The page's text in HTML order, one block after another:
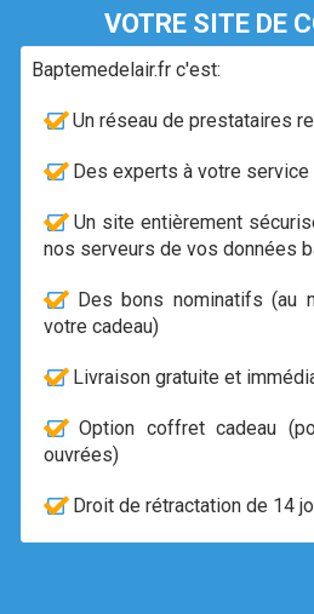
VOTRE SITE DE
Baptemedelair.fr c'est:
Un réseau de prestataires
Des experts à votre service
Un site entièrement
nos serveurs de vos données
Des bons nominatifs (au
votre cadeau)
Livraison gratuite et
Option coffret cadeau
ouvrées)
Droit de rétractation de 14